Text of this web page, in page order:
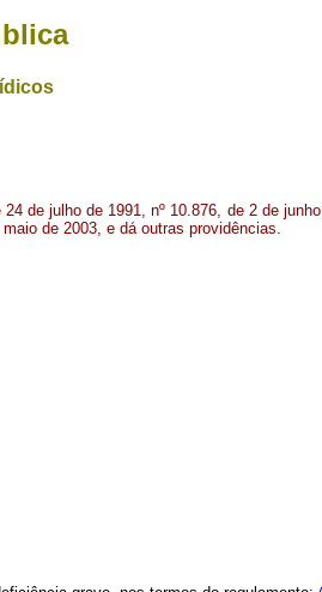
de julho de 1991, nº 10.876, de 2 de
de 2003, e dá outras providências.